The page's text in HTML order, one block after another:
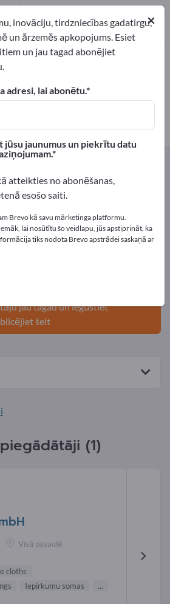
atrodiet ražotājus
1
Ražotājs
un dzērieni
bez maksas
– Lietotas preces – Biznesa
uzņēmumu un
jau tagad un iegūstiet
šeit
(1)
Visā pasaulē
cloths
Iepirkumu somas ...
×
inovāciju, tirdzniecības gadatirgu,
un ārzemēs apkopojums. Esiet
un jau tagad abonējiet
adresi, lai abonētu.
jūsu jaunumus un piekrītu datu
atteikties no abonēšanas,
esošo saiti.
Brevo kā savu mārketinga platformu.
lai nosūtītu šo veidlapu, jūs apstiprināt, ka
tiks nodota Brevo apstrādei saskaņā ar